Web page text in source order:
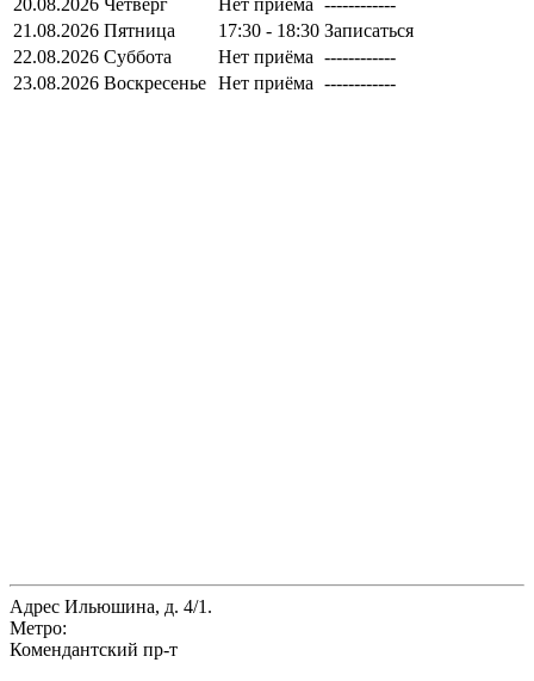
21.08.2026 Пятница 17:30 - 18:30 Записаться
22.08.2026 Суббота Нет приёма ------------
23.08.2026 Воскресенье Нет приёма ------------
Адрес Ильюшина, д. 4/1.
Метро:
Комендантский пр-т